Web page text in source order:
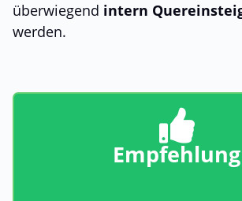
überwiegend intern
werden.
Empfehlung